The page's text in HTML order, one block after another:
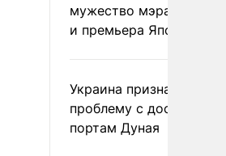
мужество мэра
и премьера Японии
Украина признала
проблему с доступом к
портам Дуная